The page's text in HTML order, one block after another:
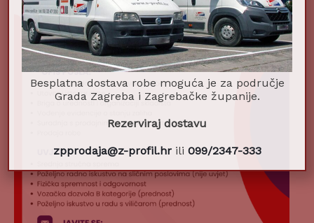
Besplatna dostava robe moguća je za područje
Grada Zagreba i Zagrebačke županije.
Rezerviraj dostavu
zpprodaja@z-profil.hrili 099/2347-333